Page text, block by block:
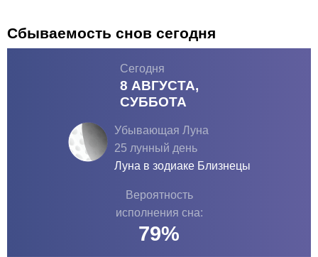
Сбываемость снов сегодня
Сегодня
8 АВГУСТА,
СУББОТА
Убывающая Луна
25 лунный день
Луна в зодиаке Близнецы
Вероятность
исполнения сна:
79%